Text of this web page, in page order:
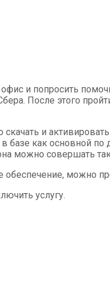
и попросить
После этого
и
как основной
можно совершать
можно
услугу.